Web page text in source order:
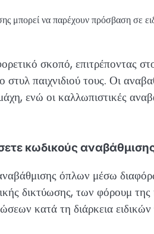
μπορεί να παρέχουν πρόσβαση σε
σκοπό, επιτρέποντας
παιχνιδιού τους. Οι
ενώ οι καλλωπιστικές
κωδικούς
όπλων μέσω
δικτύωσης, των φόρουμ
κατά τη διάρκεια ειδικών